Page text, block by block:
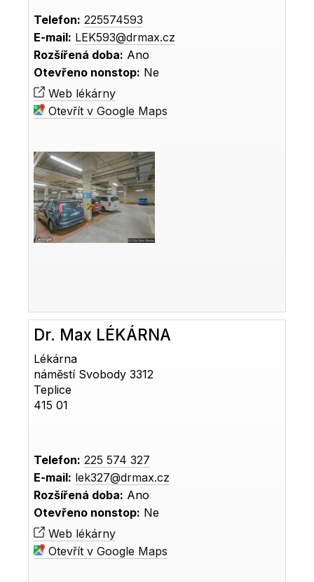
Telefon: 225574593
E-mail: LEK593@drmax.cz
Rozšířená doba: Ano
Otevřeno nonstop: Ne
Web lékárny
Otevřít v Google Maps
Dr. Max LÉKÁRNA
Lékárna
náměstí Svobody 3312
Teplice
415 01
Telefon: 225 574 327
E-mail: lek327@drmax.cz
Rozšířená doba: Ano
Otevřeno nonstop: Ne
Web lékárny
Otevřít v Google Maps